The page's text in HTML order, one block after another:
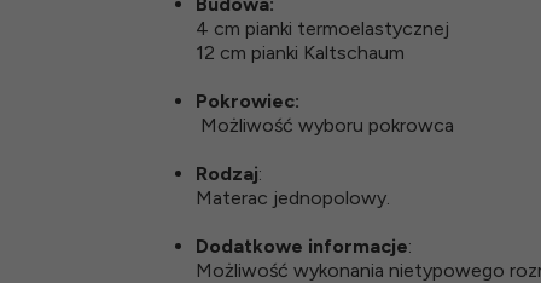
4 cm pianki termoelastycznej
12 cm pianki Kaltschaum
Pokrowiec:
Możliwość wyboru pokrowca
Rodzaj:
Materac jednopolowy.
Dodatkowe informacje:
Możliwość wykonania nietypowego